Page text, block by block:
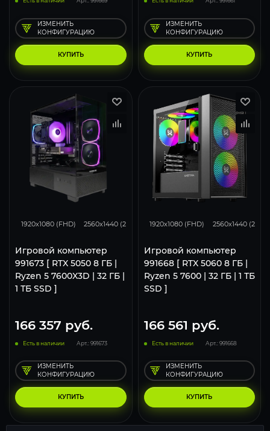
КУПИТЬ
ИЗМЕНИТЬ
КОНФИГУРАЦИЮ
КУПИТЬ
ИЗМЕНИТЬ
КОНФИГУРАЦИЮ
1920x1080 (FHD) 2560x1440 (2K) 3840x2160 (4K)
Игровой компьютер
991673 [ RTX 5050 8 ГБ |
Ryzen 5 7600X3D | 32 ГБ |
1 ТБ SSD ]
166 357 руб.
Есть в наличии Арт.: 991673
КУПИТЬ
ИЗМЕНИТЬ
КОНФИГУРАЦИЮ
1920x1080 (FHD) 2560x1440 (2K)
Игровой компьютер
991668 [ RTX 5060 8 ГБ |
Ryzen 5 7600 | 32 ГБ | 1 ТБ
SSD ]
166 561 руб.
Есть в наличии Арт.: 991668
КУПИТЬ
ИЗМЕНИТЬ
КОНФИГУРАЦИЮ